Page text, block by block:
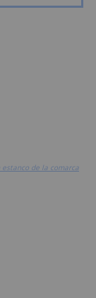
de la comarca